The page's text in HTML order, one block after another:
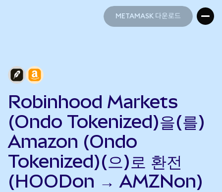
METAMASK 다운로드
Robinhood Markets
(Ondo Tokenized)을(를)
Amazon (Ondo
Tokenized)(으)로 환전
(HOODon → AMZNon)